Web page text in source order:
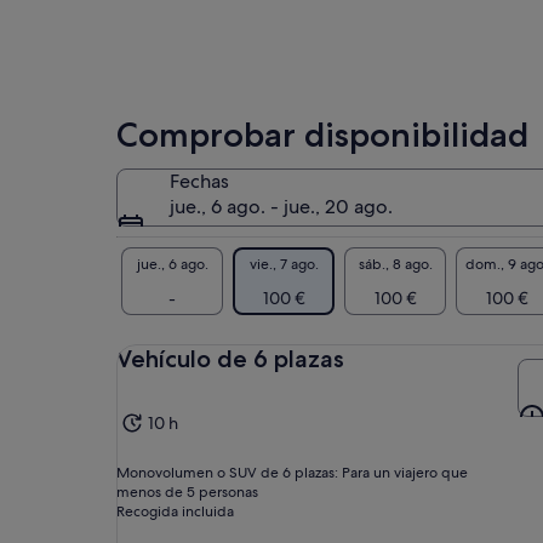
precio
Comprobar disponibilidad
Fechas
jue., 6 ago. - jue., 20 ago.
jue., 6 ago.
-
vie., 7 ago.
100 €
sáb., 8 ago.
100 €
dom., 9
100 €
Vehículo de 6 plazas
10 h
Monovolumen o SUV de 6 plazas: Para un viajero que
menos de 5 personas
Recogida incluida